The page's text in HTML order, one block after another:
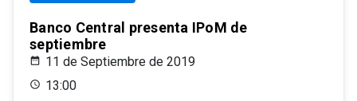
Banco Central presenta IPoM de
septiembre
11 de Septiembre de 2019
13:00